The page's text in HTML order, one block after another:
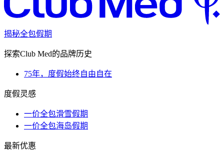
揭秘全包假期
探索Club Med的品牌历史
75年，度假始终自由自在
度假灵感
一价全包滑雪假期
一价全包海岛假期
最新优惠